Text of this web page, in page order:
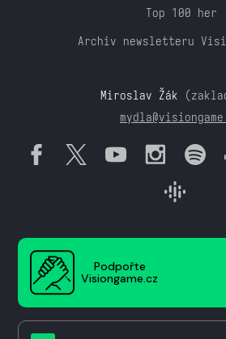
Top 100 her
Archiv newsletteru
Miroslav Žák
Podpořte
Visiongame.cz